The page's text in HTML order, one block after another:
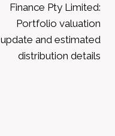
Finance Pty Limited:
Portfolio valuation
update and estimated
distribution details